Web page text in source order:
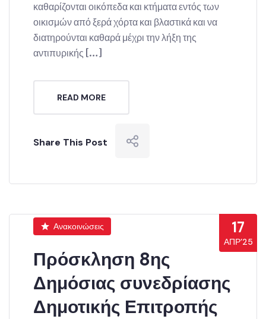
καθαρίζονται οικόπεδα και κτήματα εντός των
οικισμών από ξερά χόρτα και βλαστικά και να
διατηρούνται καθαρά μέχρι την λήξη της
αντιπυρικής […]
READ MORE
Share This Post
17
ΑΠΡ’25
Ανακοινώσεις
Πρόσκληση 8ης
Δημόσιας συνεδρίασης
Δημοτικής Επιτροπής